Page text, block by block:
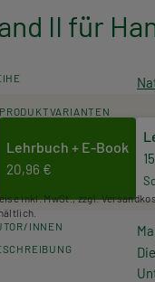
II für
PRODUKTVARIANTEN
Lehrbuch + E-Book
20,96 €
inkl. MwSt., zzgl.
INNEN